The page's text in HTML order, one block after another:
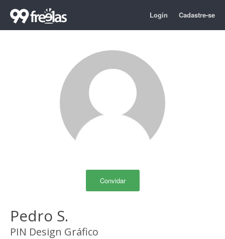
Login Cadastre-se
Convidar
Pedro S.
PIN Design Gráfico